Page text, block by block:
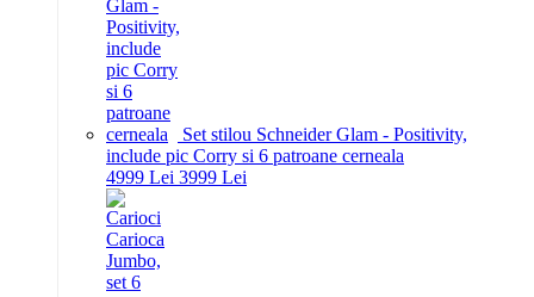
Set stilou Schneider Glam - Positivity,
include pic Corry si 6 patroane cerneala
4999 Lei 3999 Lei